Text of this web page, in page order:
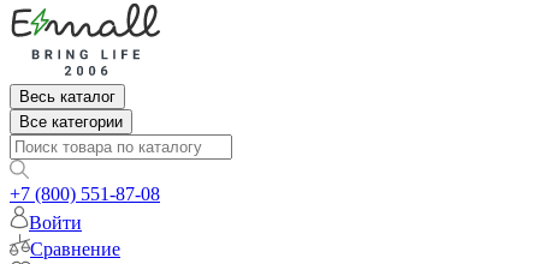
Весь каталог
Все категории
+7 (800) 551-87-08
Войти
Сравнение